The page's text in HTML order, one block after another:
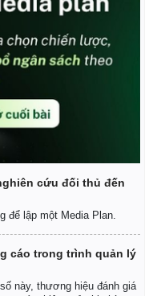
cứu đối thủ đến
để lập một Media Plan.
cáo trong trình quản lý
này, thương hiệu đánh giá